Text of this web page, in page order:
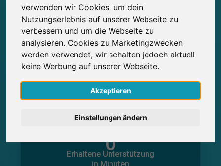
verwenden wir Cookies, um dein
Nutzungserlebnis auf unserer Webseite zu
verbessern und um die Webseite zu
analysieren. Cookies zu Marketingzwecken
werden verwendet, wir schalten jedoch aktuell
keine Werbung auf unserer Webseite.
Akzeptieren
Einstellungen ändern
Bisher bei SurveyCircle veröffentlichte
Studien
0
Aktuell bei SurveyCircle veröffentlichte
0
Über SurveyCircle erhaltene
Studienteilnahmen
0
Über SurveyCircle erbrachte
Studienteilnahmen
0
Erhaltene Unterstützung
in Minuten
Geleistete Unterstützung
in Minuten
Anmelden
English
Español
Français
Italiano